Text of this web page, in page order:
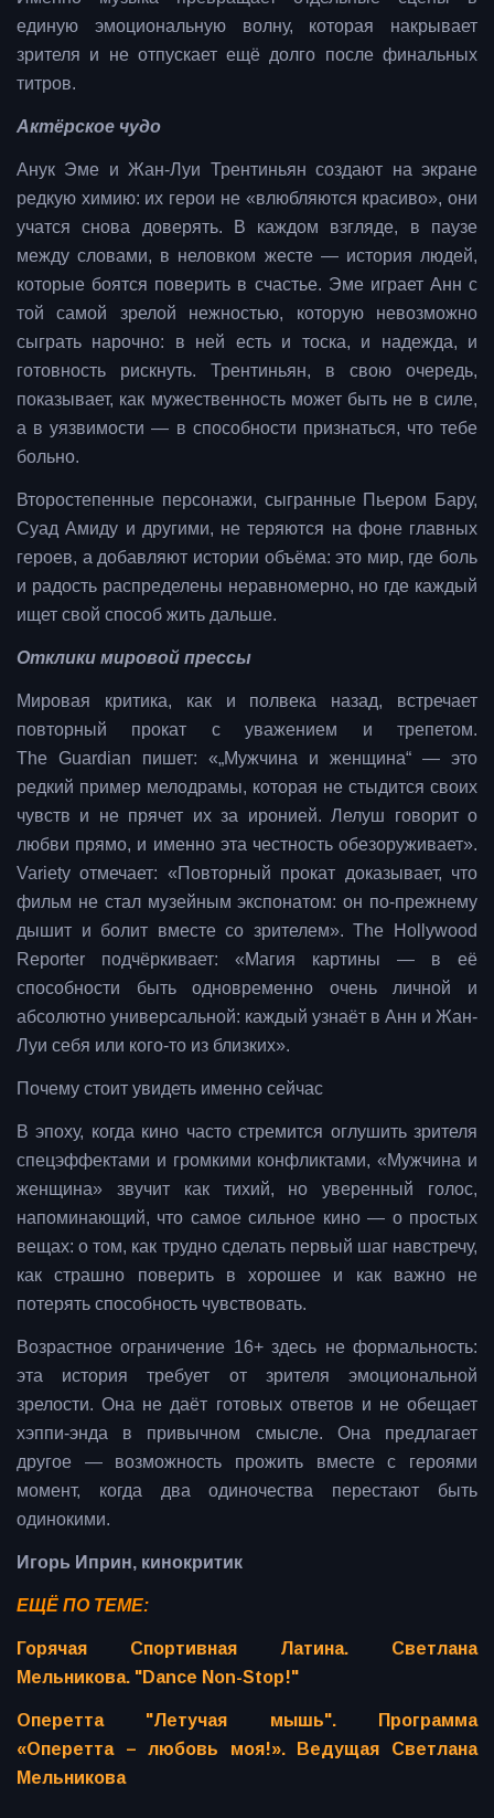
единую эмоциональную волну, которая накрывает
зрителя и не отпускает ещё долго после финальных
титров.
Актёрское чудо
Анук Эме и Жан-Луи Трентиньян создают на экране
редкую химию: их герои не «влюбляются красиво», они
учатся снова доверять. В каждом взгляде, в паузе
между словами, в неловком жесте — история людей,
которые боятся поверить в счастье. Эме играет Анн с
той самой зрелой нежностью, которую невозможно
сыграть нарочно: в ней есть и тоска, и надежда, и
готовность рискнуть. Трентиньян, в свою очередь,
показывает, как мужественность может быть не в силе,
а в уязвимости — в способности признаться, что тебе
больно.
Второстепенные персонажи, сыгранные Пьером Бару,
Суад Амиду и другими, не теряются на фоне главных
героев, а добавляют истории объёма: это мир, где боль
и радость распределены неравномерно, но где каждый
ищет свой способ жить дальше.
Отклики мировой прессы
Мировая критика, как и полвека назад, встречает
повторный прокат с уважением и трепетом.
The Guardian пишет: «„Мужчина и женщина“ — это
редкий пример мелодрамы, которая не стыдится своих
чувств и не прячет их за иронией. Лелуш говорит о
любви прямо, и именно эта честность обезоруживает».
Variety отмечает: «Повторный прокат доказывает, что
фильм не стал музейным экспонатом: он по-прежнему
дышит и болит вместе со зрителем». The Hollywood
Reporter подчёркивает: «Магия картины — в её
способности быть одновременно очень личной и
абсолютно универсальной: каждый узнаёт в Анн и Жан-
Луи себя или кого-то из близких».
Почему стоит увидеть именно сейчас
В эпоху, когда кино часто стремится оглушить зрителя
спецэффектами и громкими конфликтами, «Мужчина и
женщина» звучит как тихий, но уверенный голос,
напоминающий, что самое сильное кино — о простых
вещах: о том, как трудно сделать первый шаг навстречу,
как страшно поверить в хорошее и как важно не
потерять способность чувствовать.
Возрастное ограничение 16+ здесь не формальность:
эта история требует от зрителя эмоциональной
зрелости. Она не даёт готовых ответов и не обещает
хэппи-энда в привычном смысле. Она предлагает
другое — возможность прожить вместе с героями
момент, когда два одиночества перестают быть
одинокими.
Игорь Иприн, кинокритик
ЕЩЁ ПО ТЕМЕ:
Горячая Спортивная Латина. Светлана
Мельникова. "Dance Non-Stop!"
Оперетта "Летучая мышь". Программа
«Оперетта – любовь моя!». Ведущая Светлана
Мельникова